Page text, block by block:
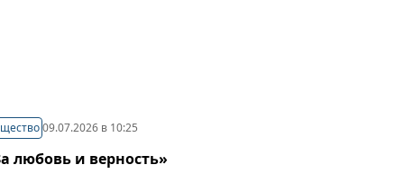
09.07.2026 в 10:25
любовь и верность»